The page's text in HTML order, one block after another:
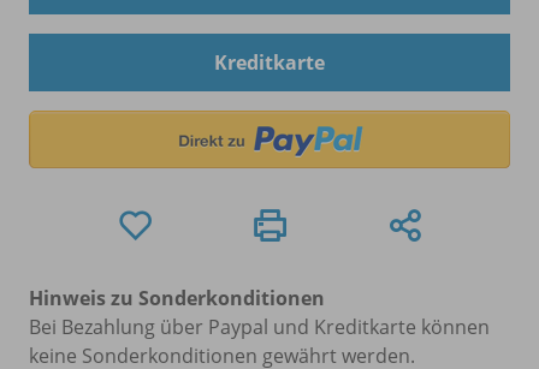
Kreditkarte
Hinweis zu Sonderkonditionen
Bei Bezahlung über Paypal und Kreditkarte können
keine Sonderkonditionen gewährt werden.